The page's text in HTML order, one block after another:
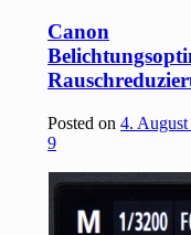
Canon
Posted on4.
9